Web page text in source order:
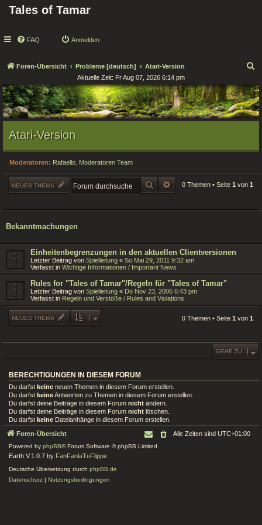
Tales of Tamar
FAQ Anmelden
Foren-Übersicht Probleme [deutsch] Atari-Version
c
h
e
Aktuelle Zeit: Fr Aug 07, 2026 6:14 pm
Atari-Version
Moderatoren: Rafaello Moderatoren Team
NEUES THEMA SUCHE ERWEITERTE SUCHE
0 Themen • Seite 1 von 1
Bekanntmachungen
Einheitenbegrenzungen in den aktuellen Clientversionen
Letzter Beitrag von Spielleitung « So Mai 29, 2011 9:32 am
Verfasst in Wichtige Informationen / Important News
Rules for "Tales of Tamar"/Regeln für "Tales of Tamar"
Letzter Beitrag von Spielleitung « Do Nov 23, 2006 6:43 pm
Verfasst in Regeln und Verstöße / Rules and Violations
NEUES THEMA 0 Themen • Seite 1 von 1
GEHE ZU
BERECHTIGUNGEN IN DIESEM FORUM
Du darfst keine neuen Themen in diesem Forum erstellen.
Du darfst keineAntworten zu Themen in diesem Forum erstellen.
Du darfst deine Beiträge in diesem Forum nicht ändern.
Du darfst deine Beiträge in diesem Forum nicht löschen.
Du darfst keine Dateianhänge in diesem Forum erstellen.
Foren-Übersicht Alle Zeiten sind UTC+01:00
Powered by phpBB® Forum Software © phpBB Limited
Earth V.1.0.7 by FanFanlaTuFlippe
Deutsche Übersetzung durch phpBB.de
Datenschutz | Nutzungsbedingungen